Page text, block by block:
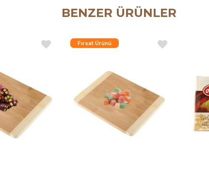
BENZER ÜRÜNLER
Fırsat Ürünü